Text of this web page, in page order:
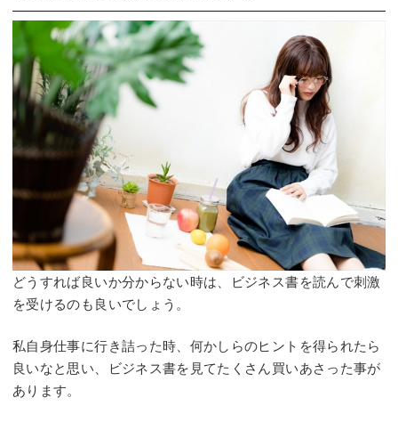
どうすれば良いか分からない時は、ビジネス書を読んで刺激
を受けるのも良いでしょう。
私自身仕事に行き詰った時、何かしらのヒントを得られたら
良いなと思い、ビジネス書を見てたくさん買いあさった事が
あります。